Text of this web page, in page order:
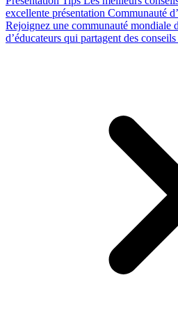
excellente présentation Communauté
Rejoignez une communauté mondiale
d’éducateurs qui partagent des